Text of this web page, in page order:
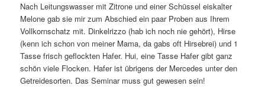
Nach Leitungswasser mit Zitrone und einer Schüssel eiskalter
Melone gab sie mir zum Abschied ein paar Proben aus Ihrem
Vollkornschatz mit. Dinkelrizzo (hab ich noch nie gehört), Hirse
(kenn ich schon von meiner Mama, da gabs oft Hirsebrei) und 1
Tasse frisch geflockten Hafer. Hui, eine Tasse Hafer gibt ganz
schön viele Flocken. Hafer ist übrigens der Mercedes unter den
Getreidesorten. Das Seminar muss gut gewesen sein!